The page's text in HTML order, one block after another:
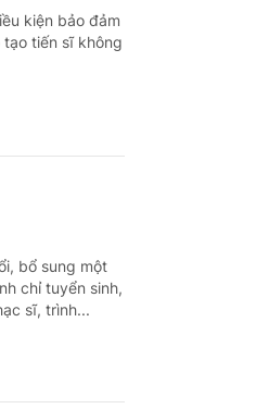
kiện bảo đảm
tiến sĩ không
bổ sung một
chỉ tuyển sinh,
sĩ, trình...